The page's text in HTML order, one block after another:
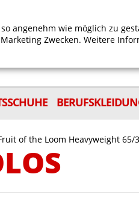
of the Loom Heavyweight 65/
angenehm wie möglich zu
Zwecken. Weitere